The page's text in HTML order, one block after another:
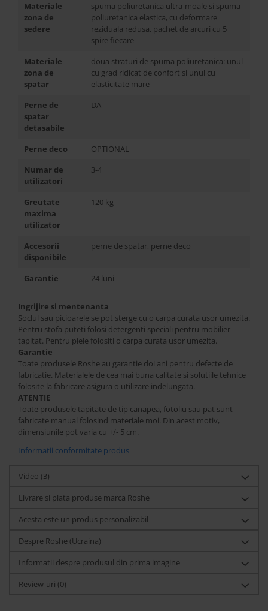
Materiale
zona de
sedere
spuma poliuretanica ultra-moale si spuma
poliuretanica elastica, cu deformare
reziduala redusa, pachet de arcuri cu 5
spire fiecare
Materiale
zona de
spatar
doua straturi de spuma poliuretanica: unul
cu grad ridicat de confort si unul cu
elasticitate mare
Perne de
spatar
detasabile
DA
Perne deco
OPTIONAL
Numar de
utilizatori
3-4
Greutate
maxima
utilizator
120 kg
Accesorii
disponibile
perne de spatar, perne deco
Garantie 24 luni
Ingrijire si mentenanta
Soclul sau picioarele se pot sterge cu o carpa curata usor umezita.
Pentru stofa puteti folosi detergenti speciali pentru mobilier
tapitat. Pentru piele folositi o carpa curata usor umezita.
Garantie
Toate produsele Roshe au garantie doi ani pentru defecte de
fabricatie. Materialele de cea mai buna calitate si solutiile tehnice
folosite la fabricare asigura o utilizare indelungata.
ATENTIE
Toate produsele tapitate de tip canapea, fotoliu sau pat sunt
fabricate manual folosind materiale moi. Din acest motiv,
dimensiunile pot varia cu +/- 5 cm.
Informatii conformitate produs
Video (3)
Livrare si plata produse marca Roshe
Acesta este un produs personalizabil
Despre Roshe (Ucraina)
Informatii despre produsul din prima imagine
Review-uri (0)